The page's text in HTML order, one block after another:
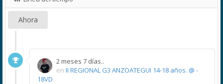
Ahora
2 meses 7 días..
en II REGIONAL G3 ANZOATEGUI 14-18 años. @ -
18VD